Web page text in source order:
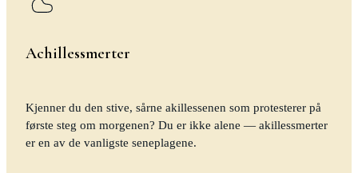
Achillessmerter
Kjenner du den stive, sårne akillessenen som protesterer på
første steg om morgenen? Du er ikke alene — akillessmerter
er en av de vanligste seneplagene.